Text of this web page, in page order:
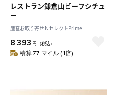
レストラン鎌倉山ビーフシチュ
ー
産直お取り寄せＮセレクトPrime
8,393 円 （税込）
積算 77 マイル (1倍)